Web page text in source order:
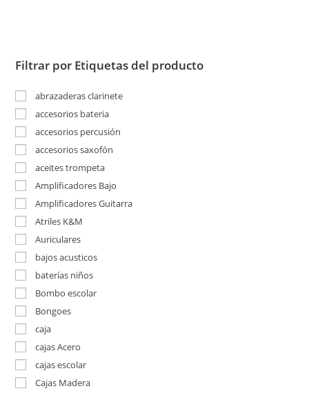
Filtrar por Etiquetas del producto
abrazaderas clarinete
accesorios bateria
accesorios percusión
accesorios saxofón
aceites trompeta
Amplificadores Bajo
Amplificadores Guitarra
Atriles K&M
Auriculares
bajos acusticos
baterías niños
Bombo escolar
Bongoes
caja
cajas Acero
cajas escolar
Cajas Madera